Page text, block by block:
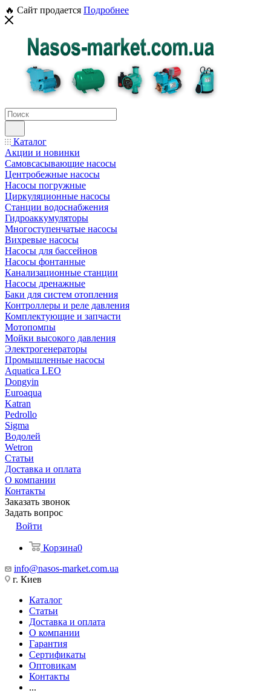
🔥 Сайт продается Подробнее
Каталог
Акции и новинки
Самовсасывающие насосы
Центробежные насосы
Насосы погружные
Циркуляционные насосы
Станции водоснабжения
Гидроаккумуляторы
Многоступенчатые насосы
Вихревые насосы
Насосы для бассейнов
Насосы фонтанные
Канализационные станции
Насосы дренажные
Баки для систем отопления
Контроллеры и реле давления
Комплектующие и запчасти
Мотопомпы
Мойки высокого давления
Электрогенераторы
Промышленные насосы
Aquatica LEO
Dongyin
Euroaqua
Katran
Pedrollo
Sigma
Водолей
Wetron
Статьи
Доставка и оплата
О компании
Контакты
Заказать звонок
Задать вопрос
Войти
Корзина0
info@nasos-market.com.ua
г. Киев
Каталог
Статьи
Доставка и оплата
О компании
Гарантия
Сертификаты
Оптовикам
Контакты
...